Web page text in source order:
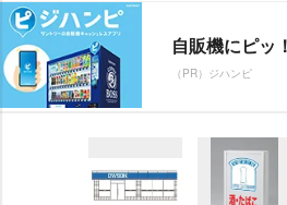
自販機にピッ
（PR）ジハンピ